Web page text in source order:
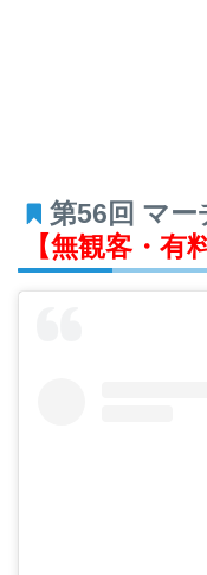
第56回 マ
【無観客・有